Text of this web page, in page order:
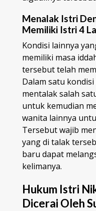
Menalak Istri
Memiliki Istri 4
Kondisi lainnya
memiliki masa
tersebut telah
Dalam satu
mentalak salah
untuk kemudian
wanita lainnya
Tersebut wajib
yang di talak
baru dapat
kelimanya.
Hukum Istri
Dicerai Oleh